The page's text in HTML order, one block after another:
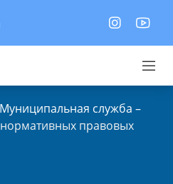
Муниципальная служба –
правовых